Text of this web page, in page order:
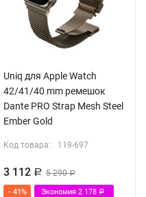
Uniq для Apple Watch
42/41/40 mm ремешок
Dante PRO Strap Mesh Steel
Ember Gold
Код товара: 119-697
3 112 Р 5 290Р
- 41% Экономия 2 178 Р